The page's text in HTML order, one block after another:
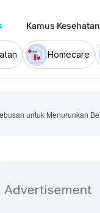
Kamus
Homecare
untuk Menurunkan